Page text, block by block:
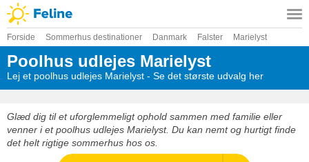
Forside Sommerhus destinationer Danmark Falster Marielyst
Poolhus udlejes Marielyst
Lej et poolhus udlejes Marielyst - Se det største udvalg her
Glæd dig til et uforglemmeligt ophold sammen med familie eller
venner i et poolhus udlejes Marielyst. Du kan nemt og hurtigt finde
det helt rigtige sommerhus hos os.